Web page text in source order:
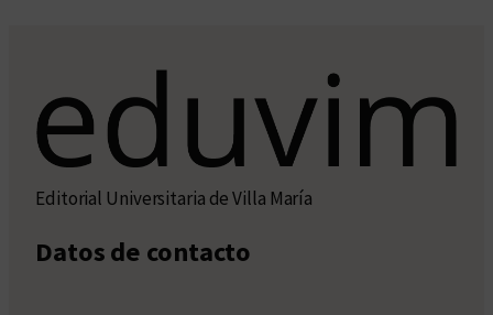
Editorial Universitaria de Villa María
Datos de contacto